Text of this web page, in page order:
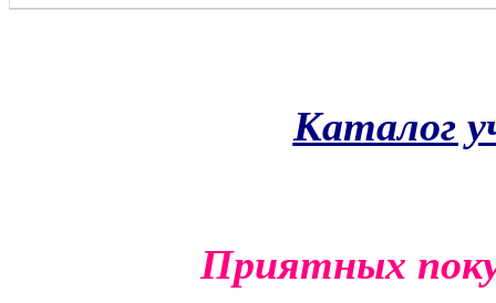
Каталог
Приятных